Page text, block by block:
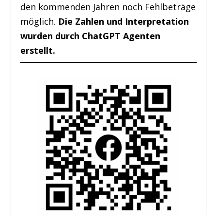
den kommenden Jahren noch Fehlbeträge
möglich. Die Zahlen und Interpretation
wurden durch ChatGPT Agenten
erstellt.